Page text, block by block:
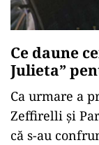
Ce daune
Julieta”
Ca urmare a
Zeffirelli şi
că s-au